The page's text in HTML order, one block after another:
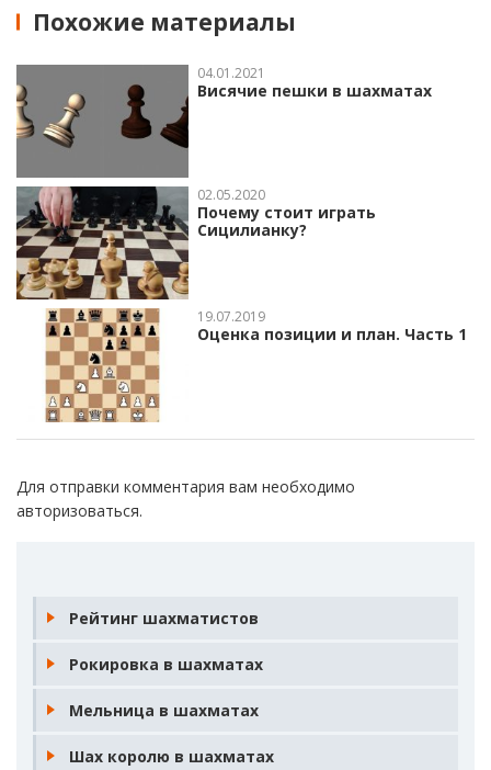
Похожие материалы
04.01.2021
Висячие пешки в шахматах
02.05.2020
Почему стоит играть
Сицилианку?
19.07.2019
Оценка позиции и план. Часть 1
Для отправки комментария вам необходимо
авторизоваться.
Рейтинг шахматистов
Рокировка в шахматах
Мельница в шахматах
Шах королю в шахматах